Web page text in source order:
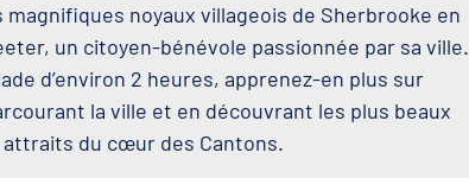
magnifiques noyaux villageois de Sherbrooke en
un citoyen-bénévole passionnée par sa ville.
d’environ 2 heures, apprenez-en plus sur
la ville et en découvrant les plus beaux
attraits du cœur des Cantons.